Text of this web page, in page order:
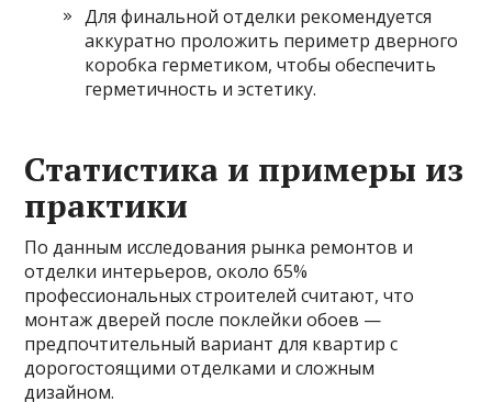
Для финальной отделки рекомендуется
аккуратно проложить периметр дверного
коробка герметиком, чтобы обеспечить
герметичность и эстетику.
Статистика и примеры из
практики
По данным исследования рынка ремонтов и
отделки интерьеров, около 65%
профессиональных строителей считают, что
монтаж дверей после поклейки обоев —
предпочтительный вариант для квартир с
дорогостоящими отделками и сложным
дизайном.